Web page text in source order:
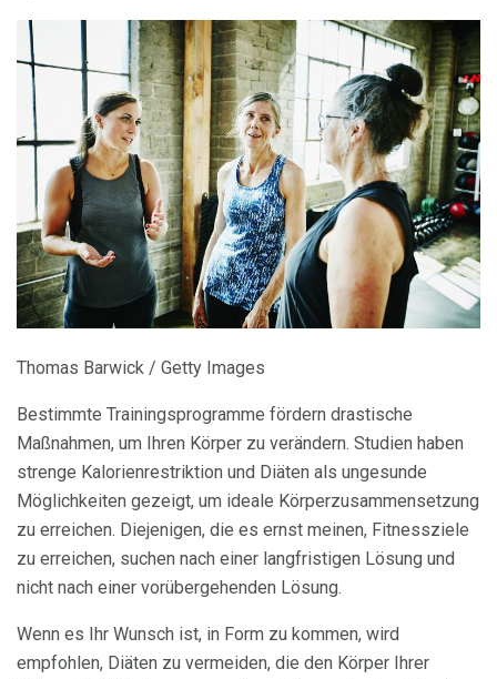
Thomas Barwick / Getty Images
Bestimmte Trainingsprogramme fördern drastische
Maßnahmen, um Ihren Körper zu verändern. Studien haben
strenge Kalorienrestriktion und Diäten als ungesunde
Möglichkeiten gezeigt, um ideale Körperzusammensetzung
zu erreichen. Diejenigen, die es ernst meinen, Fitnessziele
zu erreichen, suchen nach einer langfristigen Lösung und
nicht nach einer vorübergehenden Lösung.
Wenn es Ihr Wunsch ist, in Form zu kommen, wird
empfohlen, Diäten zu vermeiden, die den Körper Ihrer